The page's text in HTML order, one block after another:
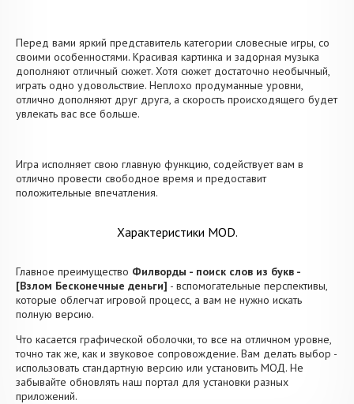
Перед вами яркий представитель категории словесные игры, со
своими особенностями. Красивая картинка и задорная музыка
дополняют отличный сюжет. Хотя сюжет достаточно необычный,
играть одно удовольствие. Неплохо продуманные уровни,
отлично дополняют друг друга, а скорость происходящего будет
увлекать вас все больше.
Игра исполняет свою главную функцию, содействует вам в
отлично провести свободное время и предоставит
положительные впечатления.
Характеристики MOD.
Главное преимущество Филворды - поиск слов из букв -
[Взлом Бесконечные деньги] - вспомогательные перспективы,
которые облегчат игровой процесс, а вам не нужно искать
полную версию.
Что касается графической оболочки, то все на отличном уровне,
точно так же, как и звуковое сопровождение. Вам делать выбор -
использовать стандартную версию или установить МОД. Не
забывайте обновлять наш портал для установки разных
приложений.